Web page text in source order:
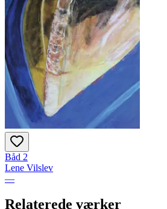
Båd 2
Lene Vilslev
—
Relaterede værker